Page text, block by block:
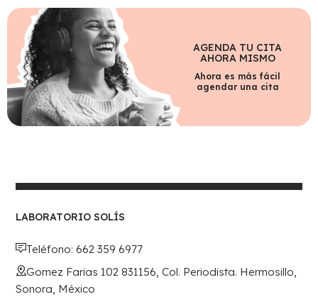
AGENDA TU CITA
AHORA MISMO
Ahora es más fácil
agendar una cita
LABORATORIO SOLÍS
Teléfono: 662 359 6977
Gomez Farias 102 831156, Col. Periodista. Hermosillo,
Sonora, México